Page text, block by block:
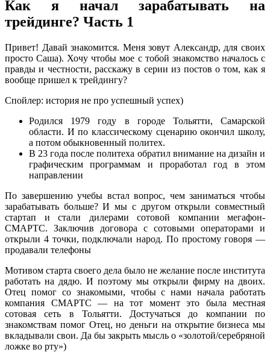
Как я начал зарабатывать на
трейдинге? Часть 1
Привет! Давай знакомится. Меня зовут Александр, для своих
просто Саша). Хочу чтобы мое с тобой знакомство началось с
правды и честности, расскажу в серии из постов о том, как я
вообще пришел к трейдингу?
Спойлер: история не про успешный успех)
Родился 1979 году в городе Тольятти, Самарской
области. И по классическому сценарию окончил школу,
а потом обыкновенный политех.
В 23 года после политеха обратил внимание на дизайн и
графическим программам и проработал год в этом
направлении
По завершению учебы встал вопрос, чем заниматься чтобы
зарабатывать больше? И мы с другом открыли совместный
стартап и стали дилерами сотовой компании мегафон-
СМАРТС. Заключив договора с сотовыми операторами и
открыли 4 точки, подключали народ. По простому говоря —
продавали телефоны
Мотивом старта своего дела было не желание после института
работать на дядю. И поэтому мы открыли фирму на двоих.
Отец помог со знакомыми, чтобы с нами начала работать
компания СМАРТС — на тот момент это была местная
сотовая сеть в Тольятти. Достучаться до компании по
знакомствам помог Отец, но деньги на открытие бизнеса мы
вкладывали свои. Да бы закрыть мысль о «золотой/серебряной
ложке во рту»)